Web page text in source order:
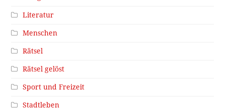
Literatur
Menschen
Rätsel
Rätsel gelöst
Sport und Freizeit
Stadtleben